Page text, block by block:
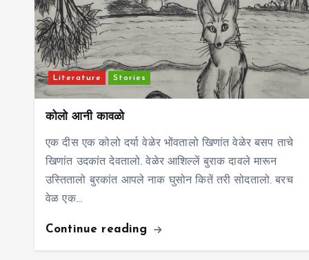
Literature Stories
कोलो आनी कावळो
एक दीस एक कोलो दर्या वेळेर भोंवतालो खिणांत वेळेर बसप ताचे
खिणांत उदकांत देवतालो. वेळेर आशिल्लें बुराक दावले मारून
उस्तितालो बुरकांत आपले नाक घुसोन कितें तरी सोदतालो. बरच
वेळ एक…
Continue reading